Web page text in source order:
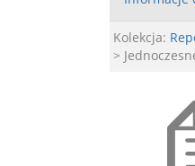
Kolekcja:
>